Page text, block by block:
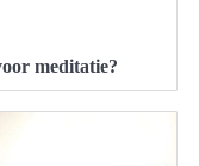
meditatie?